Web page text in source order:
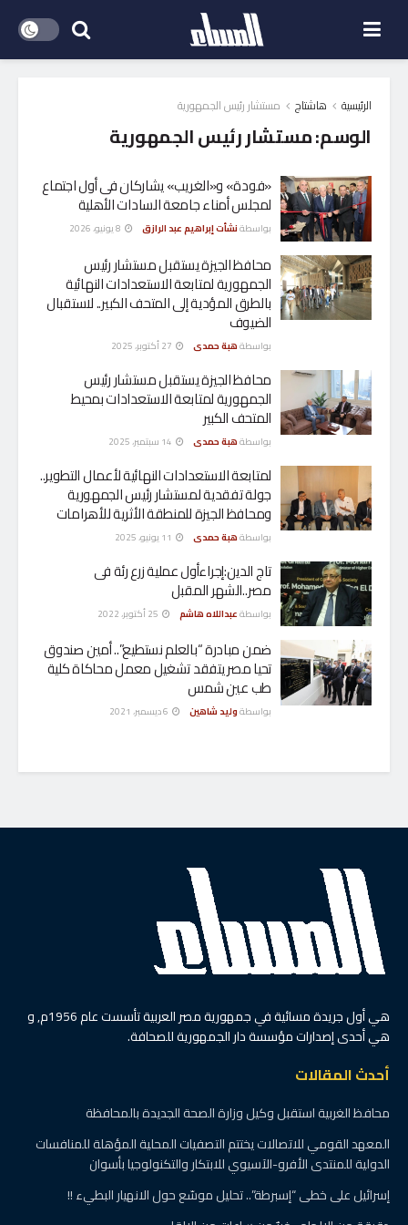
الرئيسية هاشتاج مستشار رئيس الجمهورية
الوسم:مستشار رئيس الجمهورية
«فودة» و«الغريب» يشاركان فى أول اجتماع
لمجلس أمناء جامعة السادات الأهلية
بواسطةنشأت إبراهيم عبد الرازق
محافظ الجيزة يستقبل مستشار رئيس
الجمهورية لمتابعة الاستعدادات النهائية
بالطرق المؤدية إلى المتحف الكبير.. لاستقبال
الضيوف
بواسطةهبة حمدى
محافظ الجيزة يستقبل مستشار رئيس
الجمهورية لمتابعة الاستعدادات بمحيط
المتحف الكبير
بواسطةهبة حمدى
لمتابعة الاستعدادات النهائية لأعمال التطوير..
جولة تفقدية لمستشار رئيس الجمهورية
ومحافظ الجيزة للمنطقة الأثرية للأهرامات
بواسطةهبة حمدى
تاج الدين:إجراءأول عملية زرع رئة فى
مصر..الشهر المقبل
بواسطةعبداللاه هاشم
ضمن مبادرة “بالعلم نستطيع”.. أمين صندوق
تحيا مصر يتفقد تشغيل معمل محاكاة كلية
طب عين شمس
بواسطةوليد شاهين
هي أول جريدة مسائية في جمهورية مصر العربية تأسست عام 1956م, و
هي أحدى إصدارات مؤسسة دار الجمهورية للصحافة.
أحدث المقالات
محافظ الغربية استقبل وكيل وزارة الصحة الجديدة بالمحافظة
المعهد القومي للاتصالات يختتم التصفيات المحلية المؤهلة للمنافسات
الدولية للمنتدى الأفرو-الآسيوي للابتكار والتكنولوجيا بأسوان
إسرائيل على خطى “إسبرطة”.. تحليل موسّع حول الانهيار البطيء !!